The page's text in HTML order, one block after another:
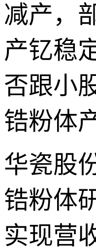
减产，
产钇稳
否跟小
锆粉体
华瓷股
锆粉体
实现营